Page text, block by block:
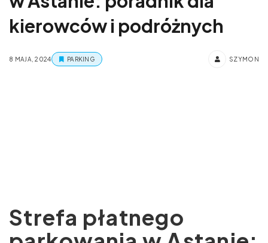
kierowców i podróżnych
8 MAJA, 2024 PARKING SZYMON
Strefa płatnego